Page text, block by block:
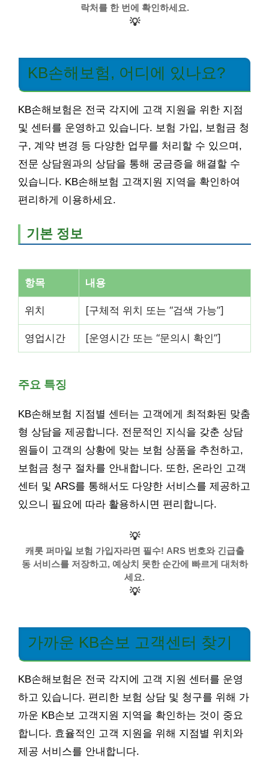
락처를 한 번에 확인하세요.
💡
KB손해보험, 어디에 있나요?
KB손해보험은 전국 각지에 고객 지원을 위한 지점
및 센터를 운영하고 있습니다. 보험 가입, 보험금 청
구, 계약 변경 등 다양한 업무를 처리할 수 있으며,
전문 상담원과의 상담을 통해 궁금증을 해결할 수
있습니다. KB손해보험 고객지원 지역을 확인하여
편리하게 이용하세요.
기본 정보
항목 내용
위치 [구체적 위치 또는 “검색 가능”]
영업시간 [운영시간 또는 “문의시 확인”]
주요 특징
KB손해보험 지점별 센터는 고객에게 최적화된 맞춤
형 상담을 제공합니다. 전문적인 지식을 갖춘 상담
원들이 고객의 상황에 맞는 보험 상품을 추천하고,
보험금 청구 절차를 안내합니다. 또한, 온라인 고객
센터 및 ARS를 통해서도 다양한 서비스를 제공하고
있으니 필요에 따라 활용하시면 편리합니다.
💡
캐롯 퍼마일 보험 가입자라면 필수! ARS 번호와 긴급출
동 서비스를 저장하고, 예상치 못한 순간에 빠르게 대처하
세요.
💡
가까운 KB손보 고객센터 찾기
KB손해보험은 전국 각지에 고객 지원 센터를 운영
하고 있습니다. 편리한 보험 상담 및 청구를 위해 가
까운 KB손보 고객지원 지역을 확인하는 것이 중요
합니다. 효율적인 고객 지원을 위해 지점별 위치와
제공 서비스를 안내합니다.